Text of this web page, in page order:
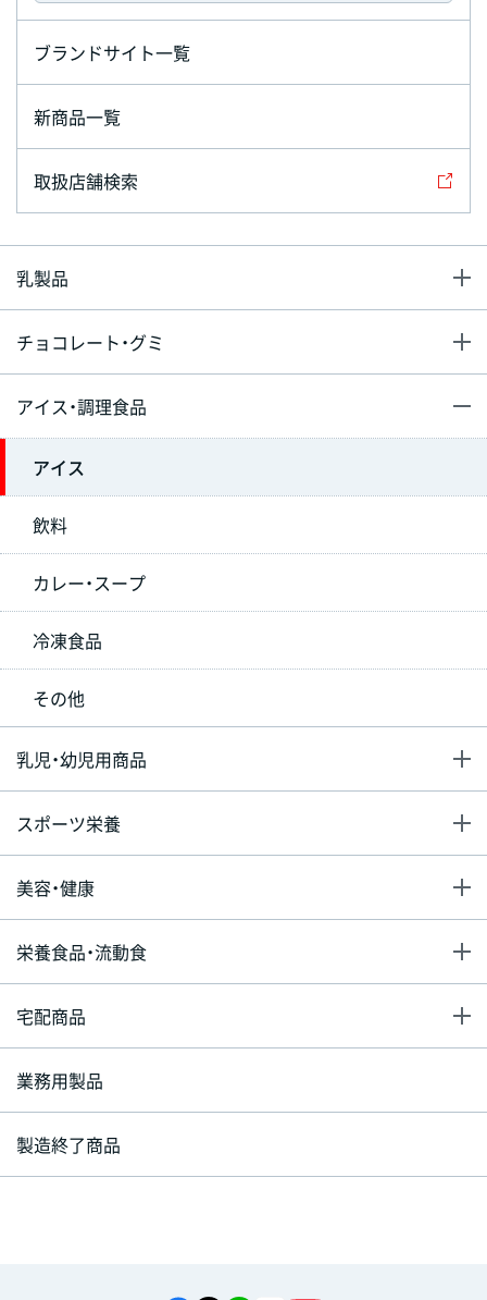
ブランドサイト一覧
新商品一覧
取扱店舗検索
乳製品
チョコレート・グミ
アイス・調理食品
アイス
飲料
カレー・スープ
冷凍食品
その他
乳児・幼児用商品
スポーツ栄養
美容・健康
栄養食品・流動食
宅配商品
業務用製品
製造終了商品